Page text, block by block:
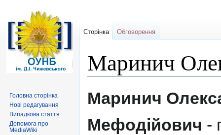
Маринич
до
до
Маринич
Мефодійович -
Сторінка Обговорення
Головна сторінка
Нові редагування
Випадкова стаття
Допомога про
MediaWiki